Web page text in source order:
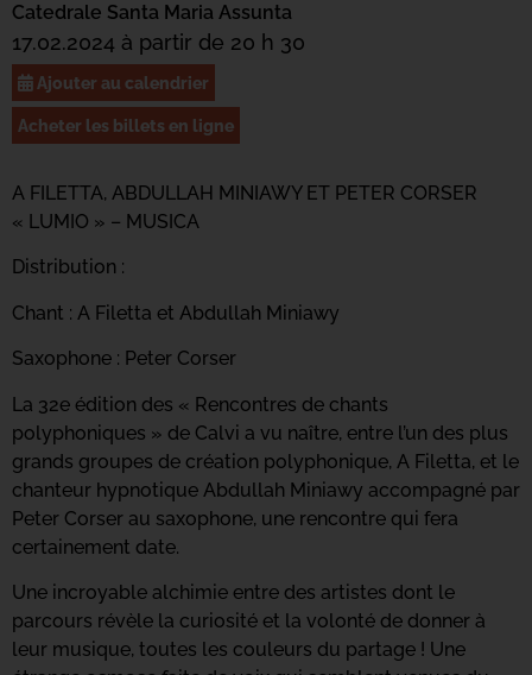
Catedrale Santa Maria Assunta
17.02.2024 à partir de 20 h 30
Ajouter au calendrier
Acheter les billets en ligne
A FILETTA, ABDULLAH MINIAWY ET PETER CORSER
« LUMIO » – MUSICA
Distribution :
Chant : A Filetta et Abdullah Miniawy
Saxophone : Peter Corser
La 32e édition des « Rencontres de chants
polyphoniques » de Calvi a vu naître, entre l’un des plus
grands groupes de création polyphonique, A Filetta, et le
chanteur hypnotique Abdullah Miniawy accompagné par
Peter Corser au saxophone, une rencontre qui fera
certainement date.
Une incroyable alchimie entre des artistes dont le
parcours révèle la curiosité et la volonté de donner à
leur musique, toutes les couleurs du partage ! Une